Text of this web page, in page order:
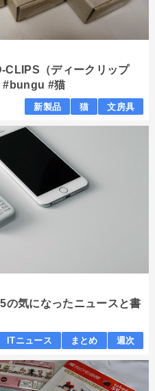
CLIPS（ディークリップ
#bungu #猫
新製品 猫 文房具
の気になったニュースと書
ITニュース まとめ 週次